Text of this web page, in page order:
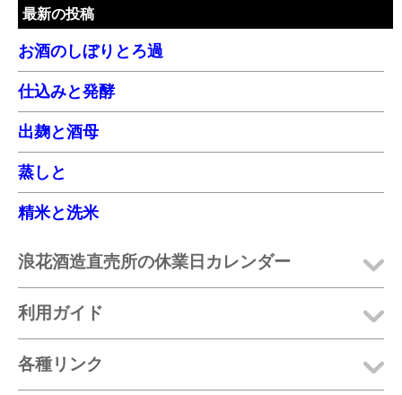
最新の投稿
お酒のしぼりとろ過
仕込みと発酵
出麹と酒母
蒸しと
精米と洗米
浪花酒造直売所の休業日カレンダー
利用ガイド
各種リンク